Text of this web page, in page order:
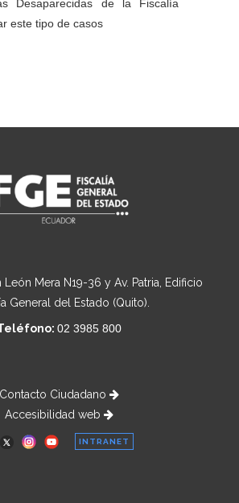
Desaparecidas de la Fiscalía
este tipo de casos
León Mera N19-36 y Av. Patria, Edificio
General del Estado (Quito).
02 3985 800
Contacto Ciudadano
Accesibilidad web
INTRANET